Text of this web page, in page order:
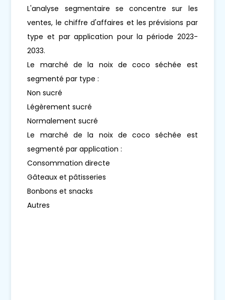
L'analyse segmentaire se concentre sur les
ventes, le chiffre d'affaires et les prévisions par
type et par application pour la période 2023-
2033.
Le marché de la noix de coco séchée est
segmenté par type :
Non sucré
Légèrement sucré
Normalement sucré
Le marché de la noix de coco séchée est
segmenté par application :
Consommation directe
Gâteaux et pâtisseries
Bonbons et snacks
Autres